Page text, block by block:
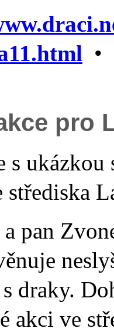
•
pro
s
střediska
pan
draky.
akci ve